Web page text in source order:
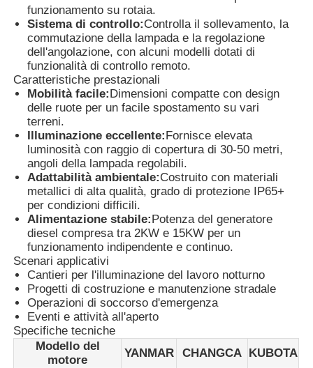
Visita alla fabbrica
Controllo di qualità
Contattaci
Casi
gruppo elettrogeno diesel silenzioso
Set generatore diesel
set di generatori a benzina
gruppo elettrogeno del cng
funzionamento su rotaia.
Sistema di controllo:Controlla il sollevamento, la
commutazione della lampada e la regolazione
dell'angolazione, con alcuni modelli dotati di
funzionalità di controllo remoto.
Caratteristiche prestazionali
Mobilità facile:Dimensioni compatte con design
delle ruote per un facile spostamento su vari
terreni.
Illuminazione eccellente:Fornisce elevata
luminosità con raggio di copertura di 30-50 metri,
angoli della lampada regolabili.
Adattabilità ambientale:Costruito con materiali
metallici di alta qualità, grado di protezione IP65+
per condizioni difficili.
Alimentazione stabile:Potenza del generatore
diesel compresa tra 2KW e 15KW per un
funzionamento indipendente e continuo.
Scenari applicativi
Cantieri per l'illuminazione del lavoro notturno
Progetti di costruzione e manutenzione stradale
Operazioni di soccorso d'emergenza
Eventi e attività all'aperto
Specifiche tecniche
Modello del
motore
YANMAR CHANGCA KUBOTA